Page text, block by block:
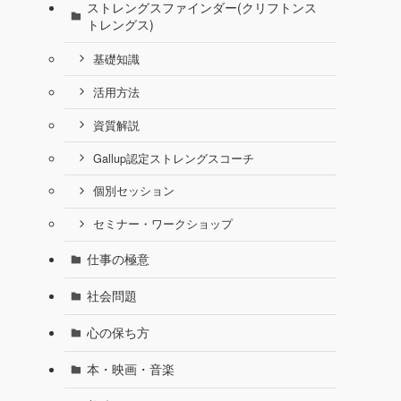
ストレングスファインダー(クリフトンス
トレングス)
基礎知識
活用方法
資質解説
Gallup認定ストレングスコーチ
個別セッション
セミナー・ワークショップ
仕事の極意
社会問題
心の保ち方
本・映画・音楽